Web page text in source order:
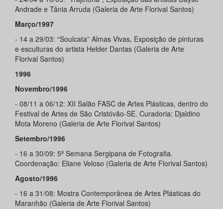
Andrade e Tânia Arruda (Galeria de Arte Florival Santos)
Março/1997
- 14 a 29/03: “Soulcata” Almas Vivas, Exposição de pinturas
e esculturas do artista Helder Dantas (Galeria de Arte
Florival Santos)
1996
Novembro/1996
- 08/11 a 06/12: XII Salão FASC de Artes Plásticas, dentro do
Festival de Artes de São Cristóvão-SE. Curadoria: Djaldino
Mota Moreno (Galeria de Arte Florival Santos)
Setembro/1996
- 16 a 30/09: 5ª Semana Sergipana de Fotografia.
Coordenação: Eliane Veloso (Galeria de Arte Florival Santos)
Agosto/1996
- 16 a 31/08: Mostra Contemporânea de Artes Plásticas do
Maranhão (Galeria de Arte Florival Santos)